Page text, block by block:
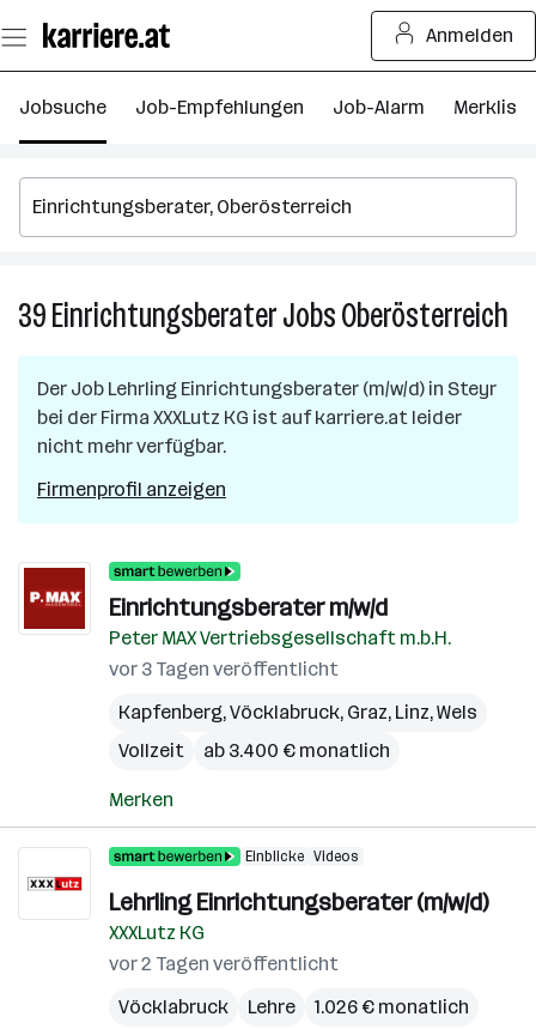
Seiteninhalt
springen
Anmelden
Jobsuche Job-Empfehlungen Job-Alarm Merkliste
39EinrichtungsberaterJobsOberösterreich
Der Job Lehrling Einrichtungsberater (m/w/d) in Steyr
bei der Firma XXXLutz KG ist auf karriere.at leider
nicht mehr verfügbar.
Firmenprofil anzeigen
Einrichtungsberater m/w/d
Peter MAX Vertriebsgesellschaft m.b.H.
vor 3 Tagen veröffentlicht
Kapfenberg,Vöcklabruck, Graz, Linz,Wels
Vollzeit
ab 3.400 € monatlich
Merken
Einblicke Videos
Lehrling Einrichtungsberater (m/w/d)
XXXLutz KG
vor 2 Tagen veröffentlicht
Vöcklabruck
Lehre 1.026 € monatlich